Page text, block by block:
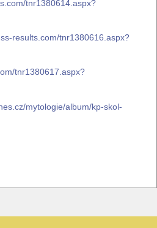
tnr1380614.aspx?
results.com/tnr1380616.aspx?
tnr1380617.aspx?
mytologie/album/kp-skol-